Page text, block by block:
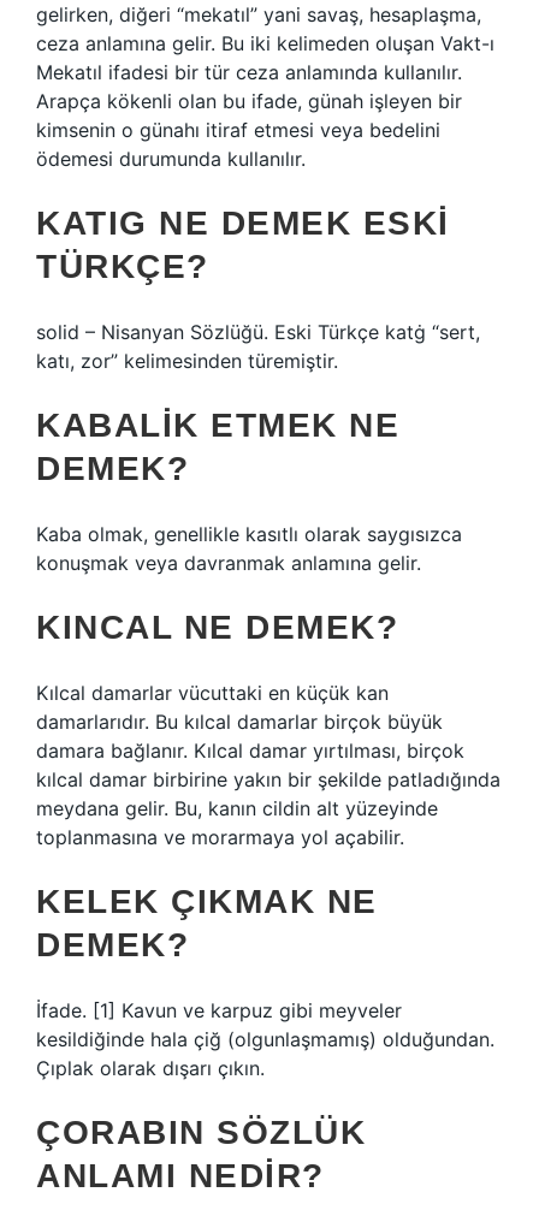
gelirken, diğeri “mekatıl” yani savaş, hesaplaşma,
ceza anlamına gelir. Bu iki kelimeden oluşan Vakt-ı
Mekatıl ifadesi bir tür ceza anlamında kullanılır.
Arapça kökenli olan bu ifade, günah işleyen bir
kimsenin o günahı itiraf etmesi veya bedelini
ödemesi durumunda kullanılır.
KATIG NE DEMEK ESKI
TÜRKÇE?
solid – Nisanyan Sözlüğü. Eski Türkçe katġ “sert,
katı, zor” kelimesinden türemiştir.
KABALIK ETMEK NE
DEMEK?
Kaba olmak, genellikle kasıtlı olarak saygısızca
konuşmak veya davranmak anlamına gelir.
KINCAL NE DEMEK?
Kılcal damarlar vücuttaki en küçük kan
damarlarıdır. Bu kılcal damarlar birçok büyük
damara bağlanır. Kılcal damar yırtılması, birçok
kılcal damar birbirine yakın bir şekilde patladığında
meydana gelir. Bu, kanın cildin alt yüzeyinde
toplanmasına ve morarmaya yol açabilir.
KELEK ÇIKMAK NE
DEMEK?
İfade. [1] Kavun ve karpuz gibi meyveler
kesildiğinde hala çiğ (olgunlaşmamış) olduğundan.
Çıplak olarak dışarı çıkın.
ÇORABIN SÖZLÜK
ANLAMI NEDIR?